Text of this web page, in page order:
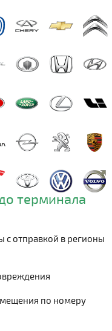
терминала
отправкой в регионы
по номеру